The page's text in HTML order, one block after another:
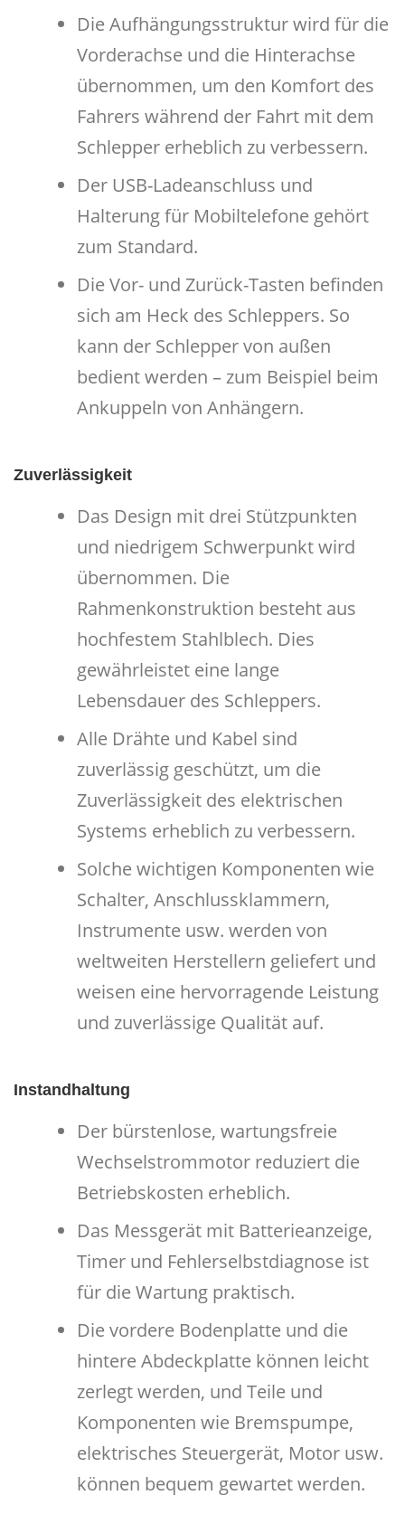
Die Aufhängungsstruktur wird für die
Vorderachse und die Hinterachse
übernommen, um den Komfort des
Fahrers während der Fahrt mit dem
Schlepper erheblich zu verbessern.
Der USB-Ladeanschluss und
Halterung für Mobiltelefone gehört
zum Standard.
Die Vor- und Zurück-Tasten befinden
sich am Heck des Schleppers. So
kann der Schlepper von außen
bedient werden – zum Beispiel beim
Ankuppeln von Anhängern.
Zuverlässigkeit
Das Design mit drei Stützpunkten
und niedrigem Schwerpunkt wird
übernommen. Die
Rahmenkonstruktion besteht aus
hochfestem Stahlblech. Dies
gewährleistet eine lange
Lebensdauer des Schleppers.
Alle Drähte und Kabel sind
zuverlässig geschützt, um die
Zuverlässigkeit des elektrischen
Systems erheblich zu verbessern.
Solche wichtigen Komponenten wie
Schalter, Anschlussklammern,
Instrumente usw. werden von
weltweiten Herstellern geliefert und
weisen eine hervorragende Leistung
und zuverlässige Qualität auf.
Instandhaltung
Der bürstenlose, wartungsfreie
Wechselstrommotor reduziert die
Betriebskosten erheblich.
Das Messgerät mit Batterieanzeige,
Timer und Fehlerselbstdiagnose ist
für die Wartung praktisch.
Die vordere Bodenplatte und die
hintere Abdeckplatte können leicht
zerlegt werden, und Teile und
Komponenten wie Bremspumpe,
elektrisches Steuergerät, Motor usw.
können bequem gewartet werden.